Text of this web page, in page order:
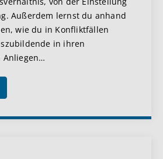
Außerdem lernst du anhand
wie du in Konfliktfällen
in ihren
…